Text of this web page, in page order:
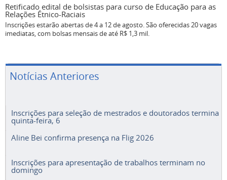
Retificado edital de bolsistas para curso de Educação para as
Relações Étnico-Raciais
Inscrições estarão abertas de 4 a 12 de agosto. São oferecidas 20 vagas
imediatas, com bolsas mensais de até R$ 1,3 mil.
Notícias Anteriores
Inscrições para seleção de mestrados e doutorados termina
quinta-feira, 6
Aline Bei confirma presença na Flig 2026
Inscrições para apresentação de trabalhos terminam no
domingo